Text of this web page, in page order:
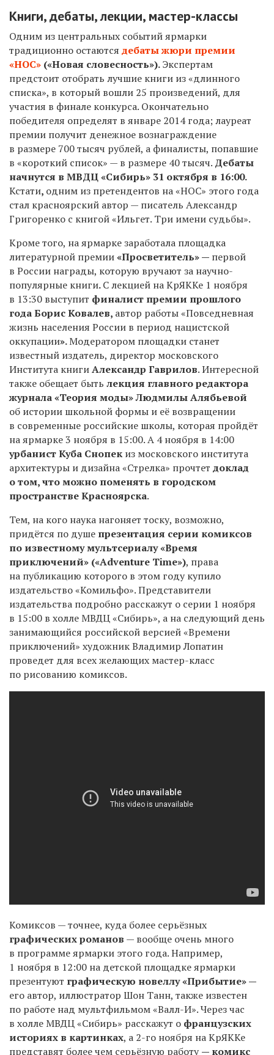
Книги, дебаты, лекции, мастер-классы
Одним из центральных событий ярмарки
традиционно остаются дебаты жюри премии
«НОС» («Новая словесность»). Экспертам
предстоит отобрать лучшие книги из «длинного
списка», в который вошли 25 произведений, для
участия в финале конкурса. Окончательно
победителя определят в январе 2014года; лауреат
премии получит денежное вознаграждение
в размере 700 тысяч рублей, а финалисты, попавшие
в «короткий список» — в размере 40 тысяч. Дебаты
начнутся в МВДЦ «Сибирь» 31 октября в 16:00.
Кстати, одним из претендентов на «НОС» этого года
стал красноярский автор — писатель Александр
Григоренко с книгой «Ильгет. Три имени судьбы».
Кроме того, на ярмарке заработала площадка
литературной премии«Просветитель» — первой
в России награды, которую вручают за научно-
популярные книги.С лекцией на КрЯККе 1 ноября
в 13:30 выступит финалист премии прошлого
года Борис Ковалев, автор работы «Повседневная
жизнь населения России в период нацистской
оккупации».Модератором площадки станет
известный издатель, директор московского
Института книгиАлександр Гаврилов. Интересной
также обещает быть лекция главного редактора
журнала «Теория моды» Людмилы Алябьевой
об истории школьной формы и её возвращении
в современные российские школы, которая пройдёт
на ярмарке3 ноября в 15:00. А 4ноября в 14:00
урбанист Куба Снопек из московского института
архитектуры и дизайна «Стрелка» прочтет доклад
о том, что можно поменять в городском
пространстве Красноярска.
Тем, на кого наука нагоняет тоску, возможно,
придётся по душе презентация серии комиксов
по известному мультсериалу «Время
приключений» («Adventure Time»), права
на публикацию которого в этом году купило
издательство «Комильфо». Представители
издательства подробно расскажут о серии 1 ноября
в 15:00 в холле МВДЦ «Сибирь», а на следующий день
занимающийся российской версией «Времени
приключений» художник Владимир Лопатин
проведет для всех желающих мастер-класс
по рисованию комиксов.
Комиксов — точнее, куда более серьёзных
графических романов — вообще очень много
в программе ярмарки этого года. Например,
1 ноября в 12:00 на детской площадке ярмарки
презентуют графическую новеллу «Прибытие» —
его автор, иллюстратор Шон Танн, также известен
по работе над мультфильмом «Валл-И». Через час
в холле МВДЦ «Сибирь» расскажут о французских
историях в картинках, а 2-го ноября на КрЯККе
представят более чем серьёзную работу— комикс